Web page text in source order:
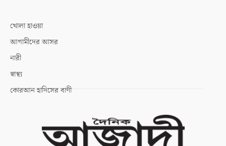
খোলা হাওয়া
আগামীদের আসর
নারী
স্বাস্থ্য
কোরআন হাদিসের বাণী